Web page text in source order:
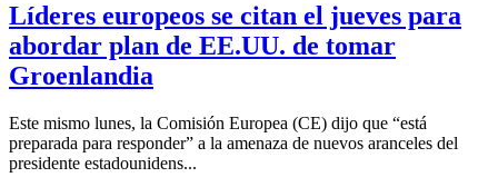
Líderes europeos se citan el jueves para
abordar plan de EE.UU. de tomar
Groenlandia
Este mismo lunes, la Comisión Europea (CE) dijo que “está
preparada para responder” a la amenaza de nuevos aranceles del
presidente estadounidens...